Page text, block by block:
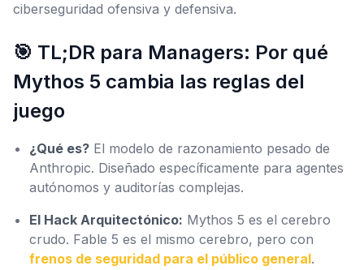
ciberseguridad ofensiva y defensiva.
🎯 TL;DR para Managers: Por qué
Mythos 5 cambia las reglas del
juego
¿Qué es? El modelo de razonamiento pesado de
Anthropic. Diseñado específicamente para agentes
autónomos y auditorías complejas.
El Hack Arquitectónico: Mythos 5 es el cerebro
crudo. Fable 5 es el mismo cerebro, pero con
frenos de seguridad para el público general.